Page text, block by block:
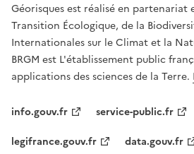
,
L
F
Géorisques est réalisé en partenariat
Transition Écologique, de la
Internationales sur le Climat et la
BRGM est L'établissement public
applications des sciences de la Terre.
info.gouv.fr
service-public.fr
legifrance.gouv.fr
data.gouv.fr